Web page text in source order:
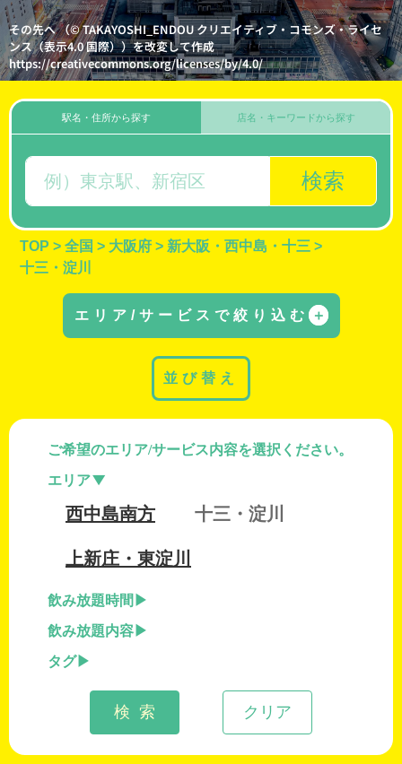
その先へ （© TAKAYOSHI_ENDOU クリエイティブ・コモンズ・ライセ
ンス（表示4.0 国際））を改変して作成
https://creativecommons.org/licenses/by/4.0/
駅名・住所から探す
検索
店名・キーワードから探す
TOP > 全国 > 大阪府 > 新大阪・西中島・十三 >
十三・淀川
エリア/サービスで絞り込む ＋
ご希望のエリア/サービス内容を選択ください。
エリア
西中島南方 十三・淀川
上新庄・東淀川
飲み放題時間
飲み放題内容
タグ
クリア
検 索
並び替え